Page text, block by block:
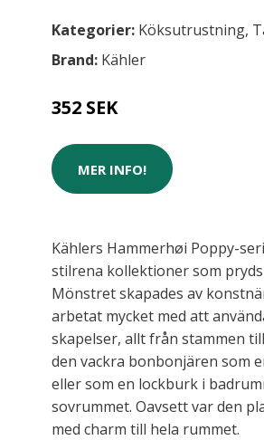
Kategorier: Köksutrustning,
Brand: Kähler
352 SEK
MER INFO!
Kählers Hammerhøi Poppy-
stilrena kollektioner som
Mönstret skapades av
arbetat mycket med att
skapelser, allt från stammen
den vackra bonbonjären som
eller som en lockburk i
sovrummet. Oavsett var den
med charm till hela rummet.